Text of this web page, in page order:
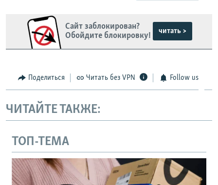
Сайт заблокирован?
Обойдите блокировку!
читать >
Поделиться Читать без VPN Follow us
ЧИТАЙТЕ ТАКЖЕ:
ТОП-ТЕМА